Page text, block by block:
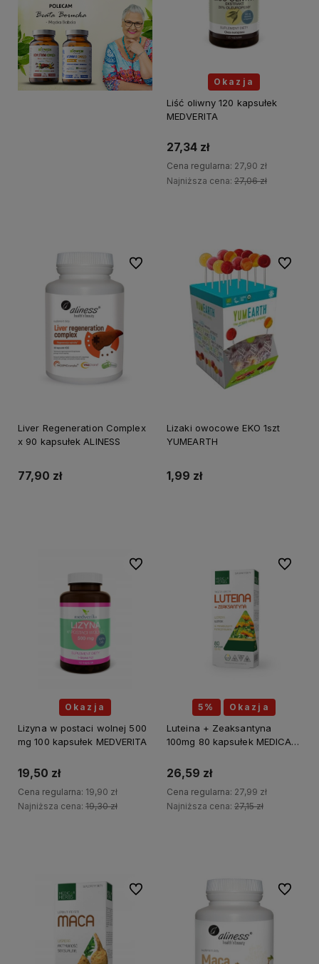
Okazja
Liść oliwny 120 kapsułek
MEDVERITA
27,34 zł
Cena regularna: 27,90 zł
Najniższa cena: 27,06 zł
Liver Regeneration Complex
x 90 kapsułek ALINESS
77,90 zł
Do ulubionych
Lizaki owocowe EKO 1szt
YUMEARTH
1,99 zł
Do
Okazja
Lizyna w postaci wolnej 500
mg 100 kapsułek MEDVERITA
19,50 zł
Cena regularna: 19,90 zł
Najniższa cena: 19,30 zł
Do ulubionych
5% Okazja
Luteina + Zeaksantyna
100mg 80 kapsułek MEDICA
26,59 zł
Cena regularna: 27,99 zł
Najniższa cena: 27,15 zł
Do
Do ulubionych Do